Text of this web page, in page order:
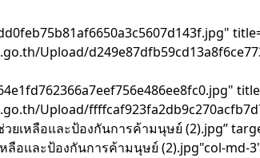
Upload/
Upload/
ยเหลือและป้องกันการค้ามนุษย์ (2).jpg”
ลือและป้องกันการค้ามนุษย์ (2).jpg"col-md-